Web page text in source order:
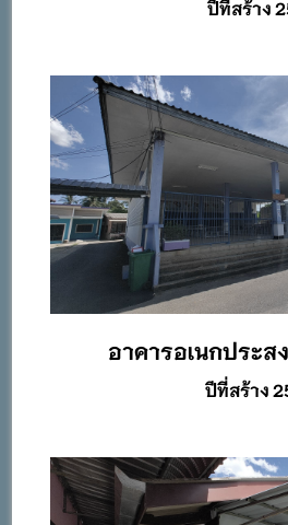
ปีที่สร้าง
อาคารอเนกประส
ปีที่สร้าง